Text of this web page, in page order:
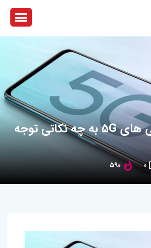
در خرید گوشی های 5G به چه نکاتی توجه
۰ ۵۹۰